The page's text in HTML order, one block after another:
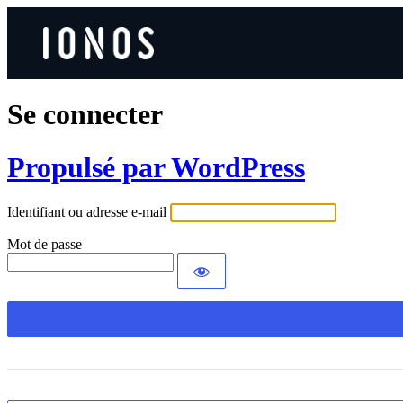
Se connecter
Propulsé par WordPress
Identifiant ou adresse e-mail
Mot de passe